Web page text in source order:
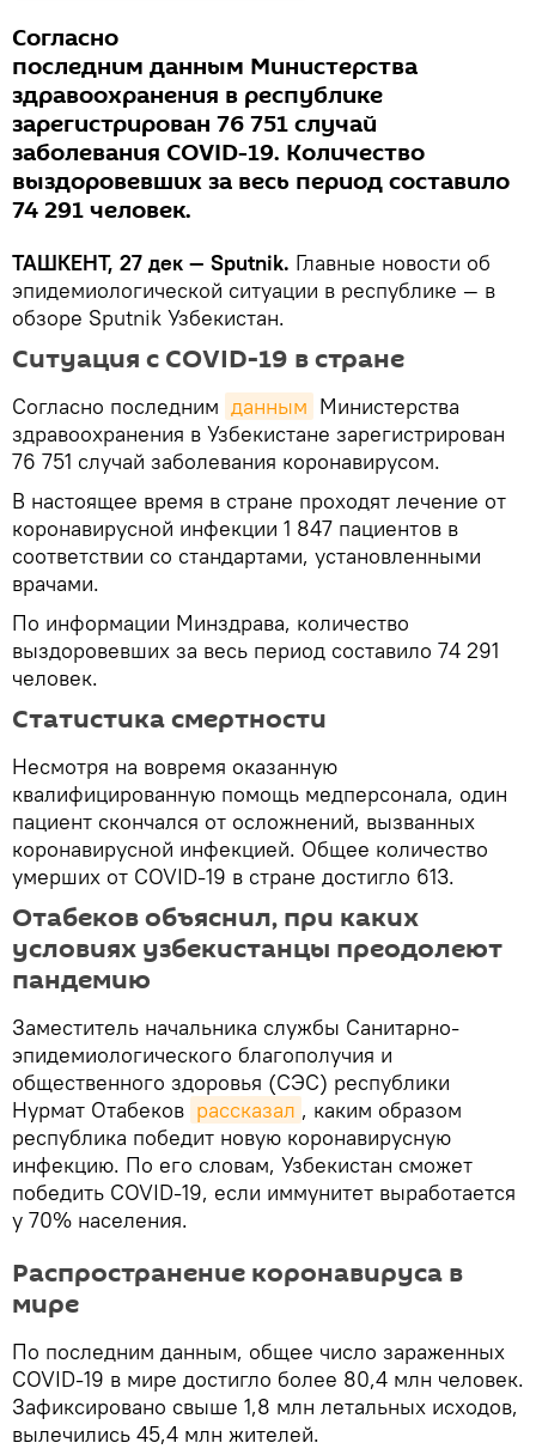
Согласно
последним данным Министерства
здравоохранения в республике
зарегистрирован 76 751 случай
заболевания COVID-19. Количество
выздоровевших за весь период составило
74 291 человек.
ТАШКЕНТ, 27 дек — Sputnik. Главные новости об
эпидемиологической ситуации в республике — в
обзоре Sputnik Узбекистан.
Ситуация с COVID-19 в стране
Согласно последним данным Министерства
здравоохранения в Узбекистане зарегистрирован
76 751 случай заболевания коронавирусом.
В настоящее время в стране проходят лечение от
коронавирусной инфекции 1 847 пациентов в
соответствии со стандартами, установленными
врачами.
По информации Минздрава, количество
выздоровевших за весь период составило 74 291
человек.
Статистика смертности
Несмотря на вовремя оказанную
квалифицированную помощь медперсонала, один
пациент скончался от осложнений, вызванных
коронавирусной инфекцией. Общее количество
умерших от COVID-19 в стране достигло 613.
Отабеков объяснил, при каких
условиях узбекистанцы преодолеют
пандемию
Заместитель начальника службы Санитарно-
эпидемиологического благополучия и
общественного здоровья (СЭС) республики
Нурмат Отабеков рассказал , каким образом
республика победит новую коронавирусную
инфекцию. По его словам, Узбекистан сможет
победить COVID-19, если иммунитет выработается
у 70% населения.
Распространение коронавируса в
мире
По последним данным, общее число зараженных
COVID-19 в мире достигло более 80,4 млн человек.
Зафиксировано свыше 1,8 млн летальных исходов,
вылечились 45,4 млн жителей.